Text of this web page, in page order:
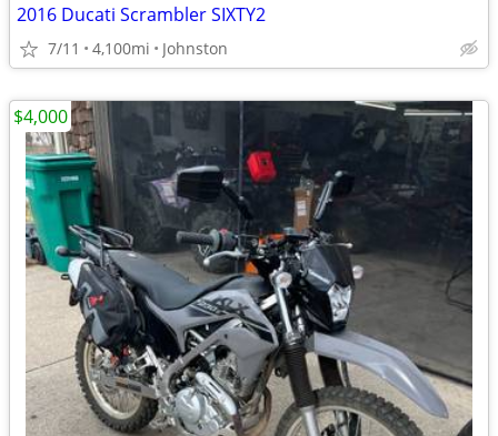
2016 Ducati Scrambler SIXTY2
7/11 4,100mi Johnston
$4,000